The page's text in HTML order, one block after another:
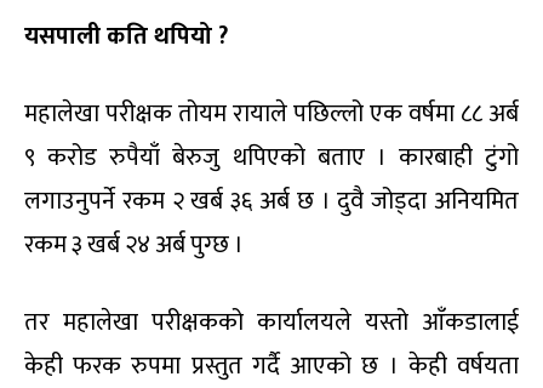
यसपाली कति थपियो ?
महालेखा परीक्षक तोयम रायाले पछिल्लो एक वर्षमा ८८ अर्ब
९ करोड रुपैयाँ बेरुजु थपिएको बताए । कारबाही टुंगो
लगाउनुपर्ने रकम २ खर्ब ३६ अर्ब छ । दुवै जोड्दा अनियमित
रकम ३ खर्ब २४ अर्ब पुग्छ ।
तर महालेखा परीक्षकको कार्यालयले यस्तो आँकडालाई
केही फरक रुपमा प्रस्तुत गर्दै आएको छ । केही वर्षयता